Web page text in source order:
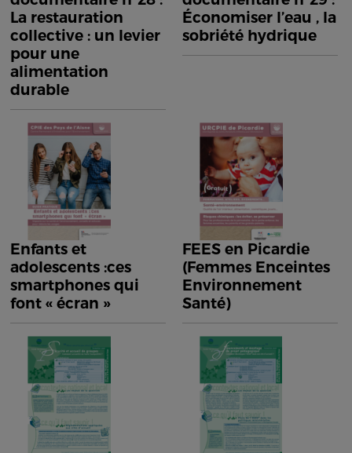
La restauration
collective : un levier
pour une
alimentation
durable
Économiser l’eau , la
sobriété hydrique
Enfants et
adolescents :ces
smartphones qui
font « écran »
FEES en Picardie
(Femmes Enceintes
Environnement
Santé)